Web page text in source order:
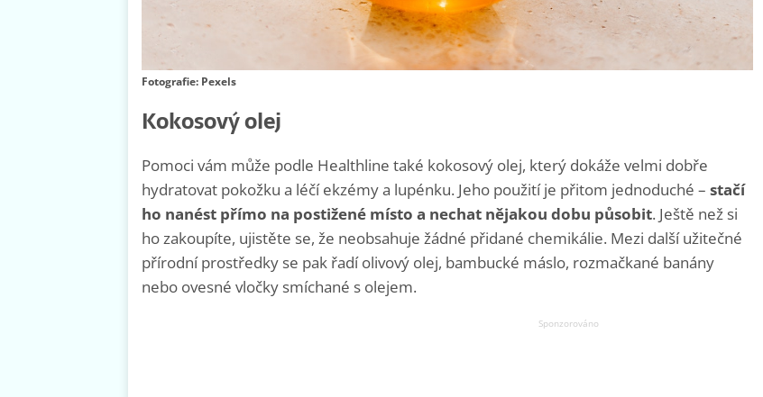
Fotografie: Pexels
Kokosový olej
Pomoci vám může podle Healthline také kokosový olej, který dokáže velmi dobře
hydratovat pokožku a léčí ekzémy a lupénku. Jeho použití je přitom jednoduché – stačí
ho nanést přímo na postižené místo a nechat nějakou dobu působit. Ještě než si
ho zakoupíte, ujistěte se, že neobsahuje žádné přidané chemikálie. Mezi další užitečné
přírodní prostředky se pak řadí olivový olej, bambucké máslo, rozmačkané banány
nebo ovesné vločky smíchané s olejem.